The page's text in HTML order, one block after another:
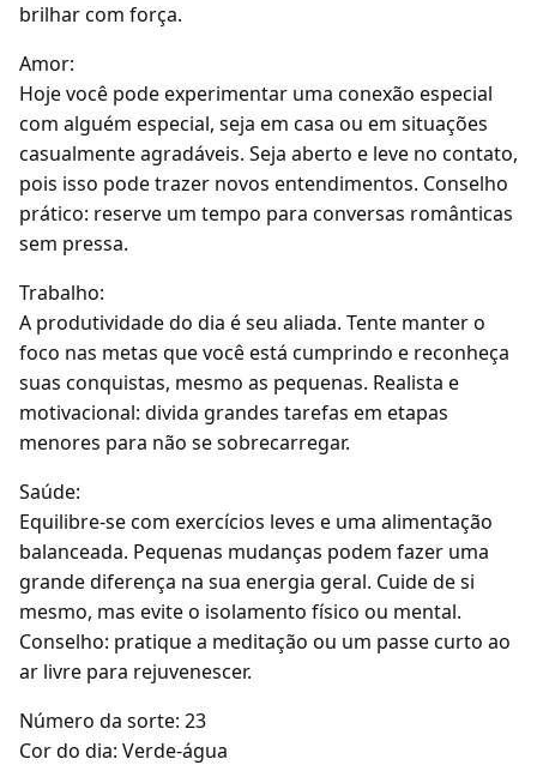
brilhar com força.
Amor:
Hoje você pode experimentar uma conexão especial
com alguém especial, seja em casa ou em situações
casualmente agradáveis. Seja aberto e leve no contato,
pois isso pode trazer novos entendimentos. Conselho
prático: reserve um tempo para conversas românticas
sem pressa.
Trabalho:
A produtividade do dia é seu aliada. Tente manter o
foco nas metas que você está cumprindo e reconheça
suas conquistas, mesmo as pequenas. Realista e
motivacional: divida grandes tarefas em etapas
menores para não se sobrecarregar.
Saúde:
Equilibre-se com exercícios leves e uma alimentação
balanceada. Pequenas mudanças podem fazer uma
grande diferença na sua energia geral. Cuide de si
mesmo, mas evite o isolamento físico ou mental.
Conselho: pratique a meditação ou um passe curto ao
ar livre para rejuvenescer.
Número da sorte: 23
Cor do dia: Verde-água